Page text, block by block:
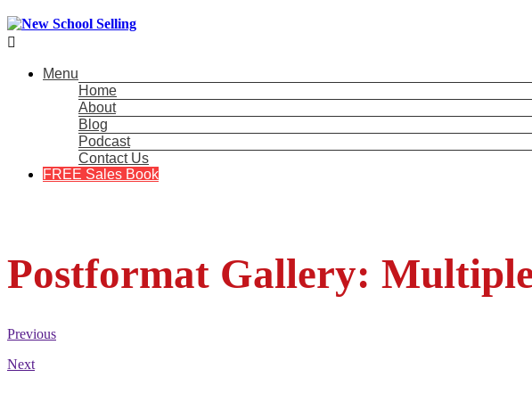

Menu
Home
About
Blog
Podcast
Contact Us
FREE Sales Book
Postformat Gallery:
Previous
Next